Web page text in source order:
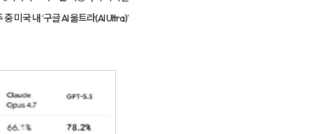
미국 내 ‘구글 AI 울트라(AI Ultra)’